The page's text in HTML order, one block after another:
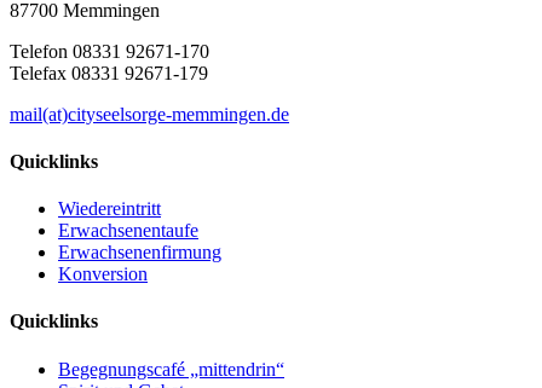
87700 Memmingen
Telefon 08331 92671-170
Telefax 08331 92671-179
mail(at)cityseelsorge-memmingen.de
Quicklinks
Wiedereintritt
Erwachsenentaufe
Erwachsenenfirmung
Konversion
Quicklinks
Begegnungscafé „mittendrin“